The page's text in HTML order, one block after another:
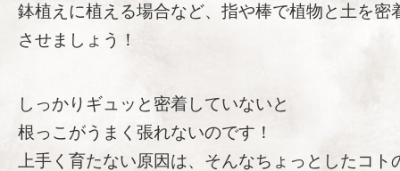
鉢植えに植える場合など、指や棒で植物と土を密
させましょう！
しっかりギュッと密着していないと
根っこがうまく張れないのです！
上手く育たない原因は、そんなちょっとしたコト